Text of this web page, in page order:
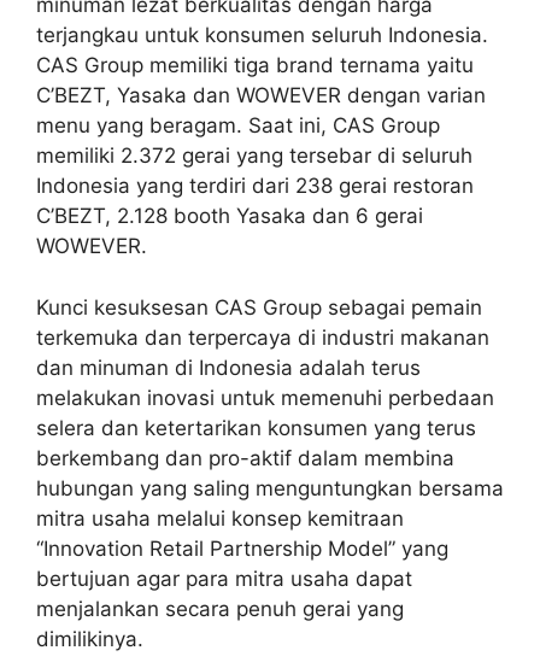
minuman lezat berkualitas dengan harga
terjangkau untuk konsumen seluruh Indonesia.
CAS Group memiliki tiga brand ternama yaitu
C’BEZT, Yasaka dan WOWEVER dengan varian
menu yang beragam. Saat ini, CAS Group
memiliki 2.372 gerai yang tersebar di seluruh
Indonesia yang terdiri dari 238 gerai restoran
C’BEZT, 2.128 booth Yasaka dan 6 gerai
WOWEVER.
Kunci kesuksesan CAS Group sebagai pemain
terkemuka dan terpercaya di industri makanan
dan minuman di Indonesia adalah terus
melakukan inovasi untuk memenuhi perbedaan
selera dan ketertarikan konsumen yang terus
berkembang dan pro-aktif dalam membina
hubungan yang saling menguntungkan bersama
mitra usaha melalui konsep kemitraan
“Innovation Retail Partnership Model” yang
bertujuan agar para mitra usaha dapat
menjalankan secara penuh gerai yang
dimilikinya.